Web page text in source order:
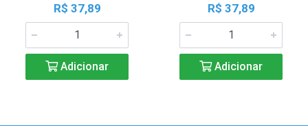
R$ 37,89
Adicionar
R$ 37,89
Adicionar